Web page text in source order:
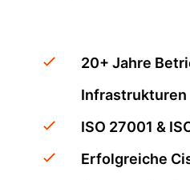
20+ Jahre
Infrastrukturen
ISO 27001 &
Erfolgreiche